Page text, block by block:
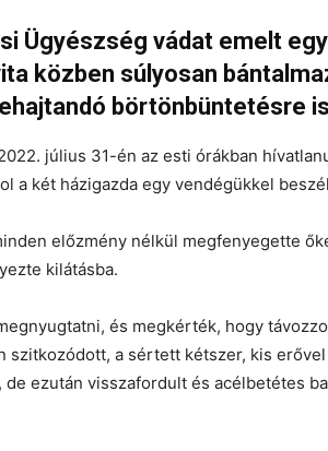
Ügyészség vádat emelt
közben súlyosan
börtönbüntetésre
július 31-én az esti órákban
a két házigazda egy vendégükkel
előzmény nélkül megfenyegette
kilátásba.
és megkérték, hogy
szitkozódott, a sértett kétszer, kis
ezután visszafordult és acélbetétes